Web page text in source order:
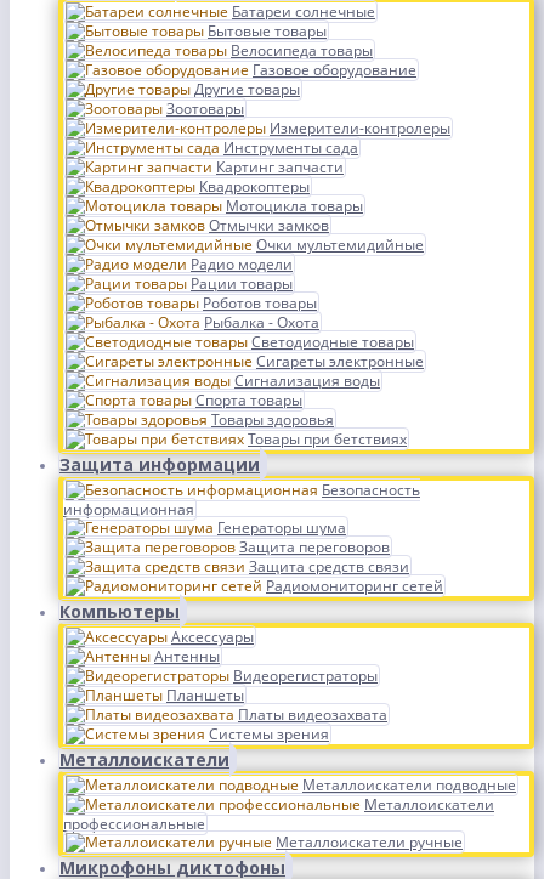
Батареи солнечные
Бытовые товары
Велосипеда товары
Газовое оборудование
Другие товары
Зоотовары
Измерители-контролеры
Инструменты сада
Картинг запчасти
Квадрокоптеры
Мотоцикла товары
Отмычки замков
Очки мультемидийные
Радио модели
Рации товары
Роботов товары
Рыбалка - Охота
Светодиодные товары
Сигареты электронные
Сигнализация воды
Спорта товары
Товары здоровья
Товары при бетствиях
Защита информации
Безопасность
информационная
Генераторы шума
Защита переговоров
Защита средств связи
Радиомониторинг сетей
Компьютеры
Аксессуары
Антенны
Видеорегистраторы
Планшеты
Платы видеозахвата
Системы зрения
Металлоискатели
Металлоискатели подводные
Металлоискатели
профессиональные
Металлоискатели ручные
Микрофоны диктофоны